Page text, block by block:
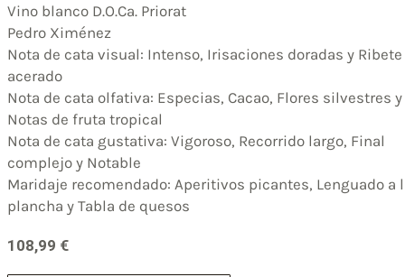
Vino blanco D.O.Ca. Priorat
Pedro Ximénez
Nota de cata visual: Intenso, Irisaciones doradas y Ribete
acerado
Nota de cata olfativa: Especias, Cacao, Flores silvestres y
Notas de fruta tropical
Nota de cata gustativa: Vigoroso, Recorrido largo, Final
complejo y Notable
Maridaje recomendado: Aperitivos picantes, Lenguado a
plancha y Tabla de quesos
108,99 €